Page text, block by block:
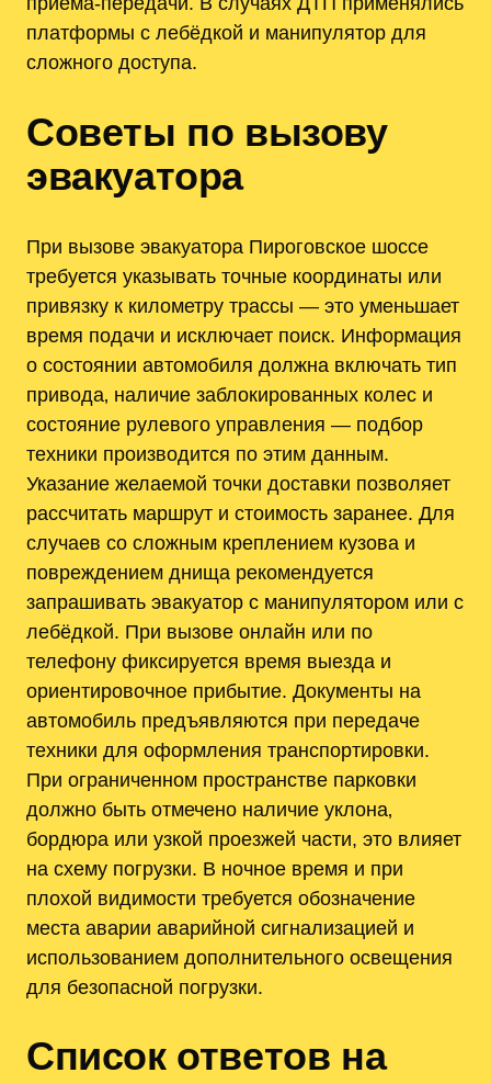
платформы с лебёдкой и манипулятор для
сложного доступа.
Советы по вызову
эвакуатора
При вызове эвакуатора Пироговское шоссе
требуется указывать точные координаты или
привязку к километру трассы — это уменьшает
время подачи и исключает поиск. Информация
о состоянии автомобиля должна включать тип
привода‚ наличие заблокированных колес и
состояние рулевого управления — подбор
техники производится по этим данным.
Указание желаемой точки доставки позволяет
рассчитать маршрут и стоимость заранее. Для
случаев со сложным креплением кузова и
повреждением днища рекомендуется
запрашивать эвакуатор с манипулятором или с
лебёдкой. При вызове онлайн или по
телефону фиксируется время выезда и
ориентировочное прибытие. Документы на
автомобиль предъявляются при передаче
техники для оформления транспортировки.
При ограниченном пространстве парковки
должно быть отмечено наличие уклона‚
бордюра или узкой проезжей части, это влияет
на схему погрузки. В ночное время и при
плохой видимости требуется обозначение
места аварии аварийной сигнализацией и
использованием дополнительного освещения
для безопасной погрузки.
Список ответов на